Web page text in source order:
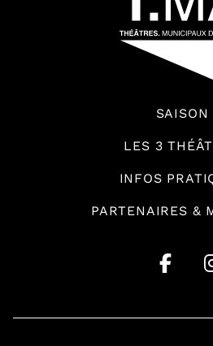
SAISON
LES 3
INFOS
PARTENAIRES &